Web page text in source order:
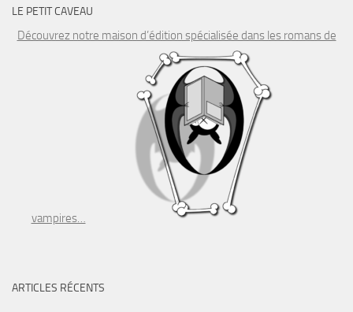
LE PETIT CAVEAU
Découvrez notre maison d’édition spécialisée dans les romans de
vampires…
ARTICLES RÉCENTS